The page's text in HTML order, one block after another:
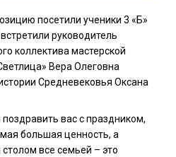
посетили ученики 3 «Б»
руководитель
коллектива мастерской
Вера Олеговна
Средневековья Оксана
вас с праздником,
большая ценность, а
все семьей – это